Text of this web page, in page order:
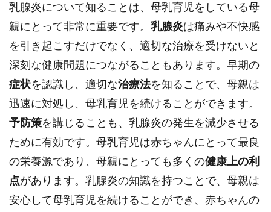
乳腺炎について知ることは、母乳育児をしている母
親にとって非常に重要です。 乳腺炎は痛みや不快感
を引き起こすだけでなく、適切な治療を受けないと
深刻な健康問題につながることもあります。早期の
症状を認識し、適切な治療法を知ることで、母親は
迅速に対処し、母乳育児を続けることができます。
予防策を講じることも、乳腺炎の発生を減少させる
ために有効です。母乳育児は赤ちゃんにとって最良
の栄養源であり、母親にとっても多くの健康上の利
点があります。乳腺炎の知識を持つことで、母親は
安心して母乳育児を続けることができ、赤ちゃんの